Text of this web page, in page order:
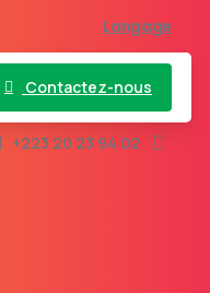
Langage
Contactez-nous
+223 20 23 94 02